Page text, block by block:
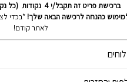
ברכישת פריט זה תקבל/י4 נקודות (כל
כהנחה לרכישה הבאה שלך! *בכדי
לאתר קודם!